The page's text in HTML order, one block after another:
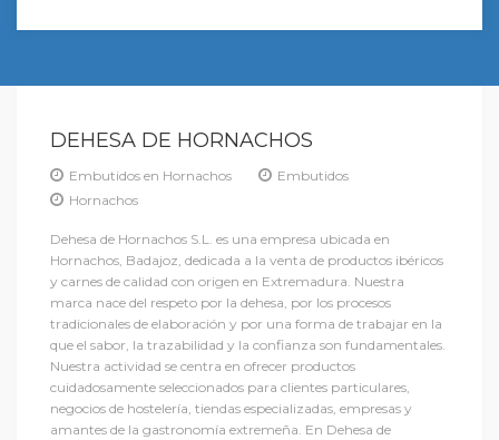
DEHESA DE HORNACHOS
Embutidos en Hornachos
Embutidos
Hornachos
Dehesa de Hornachos S.L. es una empresa ubicada en
Hornachos, Badajoz, dedicada a la venta de productos ibéricos
y carnes de calidad con origen en Extremadura. Nuestra
marca nace del respeto por la dehesa, por los procesos
tradicionales de elaboración y por una forma de trabajar en la
que el sabor, la trazabilidad y la confianza son fundamentales.
Nuestra actividad se centra en ofrecer productos
cuidadosamente seleccionados para clientes particulares,
negocios de hostelería, tiendas especializadas, empresas y
amantes de la gastronomía extremeña. En Dehesa de